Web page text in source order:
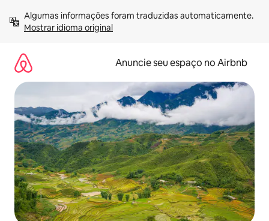
para
Mostrar idioma original
Anuncie seu espaço no Airbnb